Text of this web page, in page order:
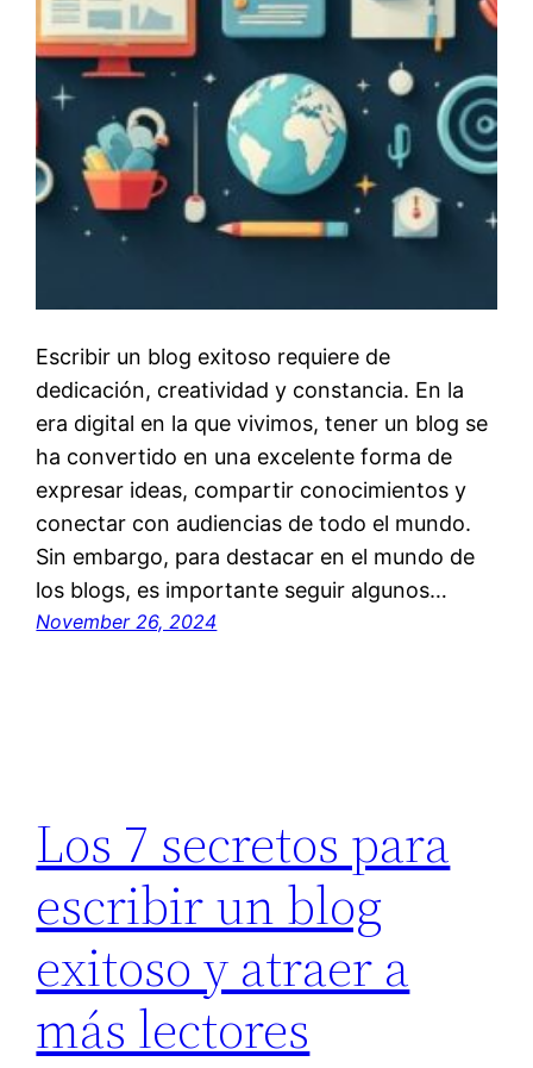
Escribir un blog exitoso requiere de
dedicación, creatividad y constancia. En la
era digital en la que vivimos, tener un blog se
ha convertido en una excelente forma de
expresar ideas, compartir conocimientos y
conectar con audiencias de todo el mundo.
Sin embargo, para destacar en el mundo de
los blogs, es importante seguir algunos…
November 26, 2024
Los 7 secretos para
escribir un blog
exitoso y atraer a
más lectores